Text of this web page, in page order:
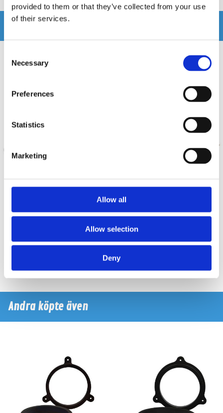
provided to them or that they’ve collected from your use
of their services.
Selection
Necessary
Preferences
Statistics
Marketing
Allow all
Allow selection
Deny
Relaterade produkter
13cm extra grunt högtalarkit i Hifonics
Brutus serie. Endast 36mm djup.
Snabblager 1-3 dagar
Andra köpte även